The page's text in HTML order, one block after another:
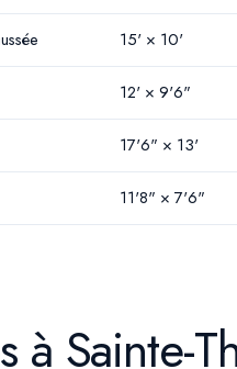
15' × 10'
12' × 9'6"
17'6" × 13'
11'8" × 7'6"
Sainte-